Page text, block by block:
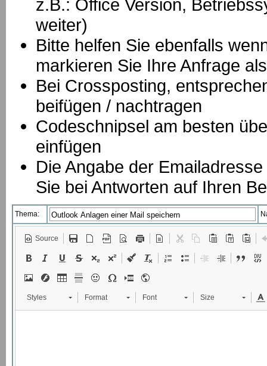
z.B.: Office Version,
weiter)
Bitte helfen Sie ebenfalls
markieren Sie Ihre Anfrage
Bei Crossposting,
beifügen / nachtragen
Codeschnipsel am besten
einfügen
Die Angabe der
Sie bei Antworten auf Ihren
Thema:
Source
Styles Format Font Size